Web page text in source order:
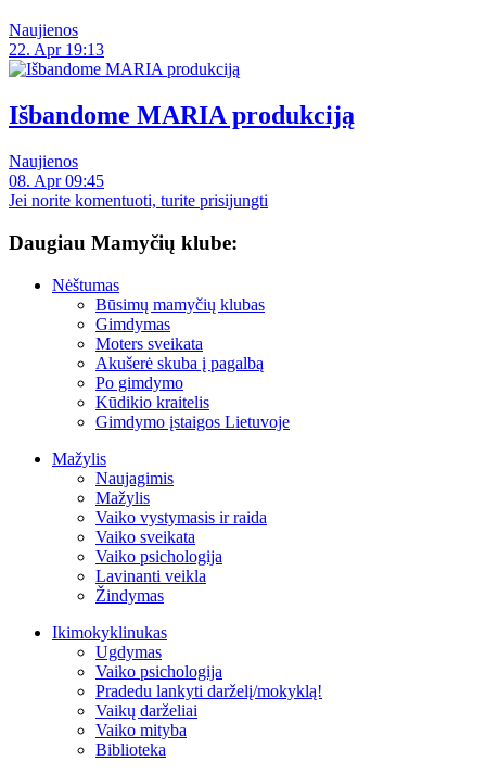
Naujienos
22. Apr 19:13
Išbandome MARIA produkciją
Naujienos
08. Apr 09:45
Jei norite komentuoti, turite prisijungti
Daugiau Mamyčių klube:
Nėštumas
Būsimų mamyčių klubas
Gimdymas
Moters sveikata
Akušerė skuba į pagalbą
Po gimdymo
Kūdikio kraitelis
Gimdymo įstaigos Lietuvoje
Mažylis
Naujagimis
Mažylis
Vaiko vystymasis ir raida
Vaiko sveikata
Vaiko psichologija
Lavinanti veikla
Žindymas
Ikimokyklinukas
Ugdymas
Vaiko psichologija
Pradedu lankyti darželį/mokyklą!
Vaikų darželiai
Vaiko mityba
Biblioteka